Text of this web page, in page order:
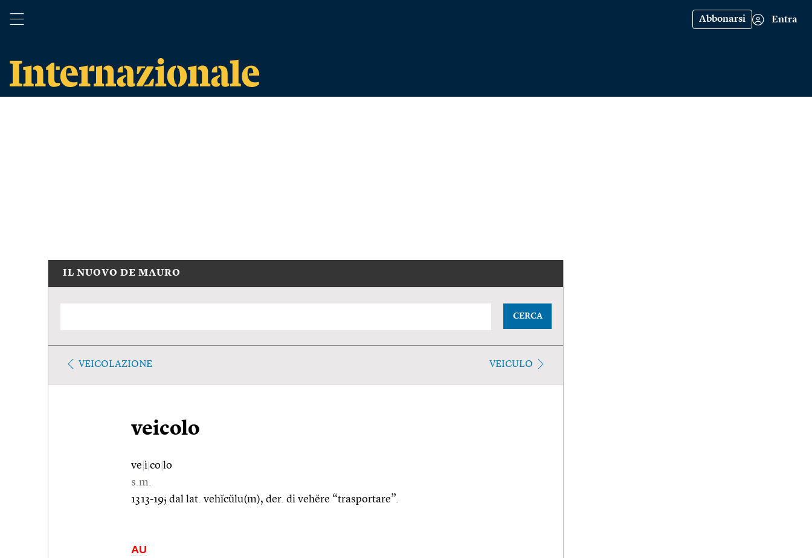
Abbonarsi Entra
IL NUOVO DE MAURO
CERCA
VEICOLAZIONE VEICULO
veicolo
ve ì co lo
s.m.
1313-19; dal lat. vehĭcŭlu(m), der. di vehĕre “trasportare”.
AU